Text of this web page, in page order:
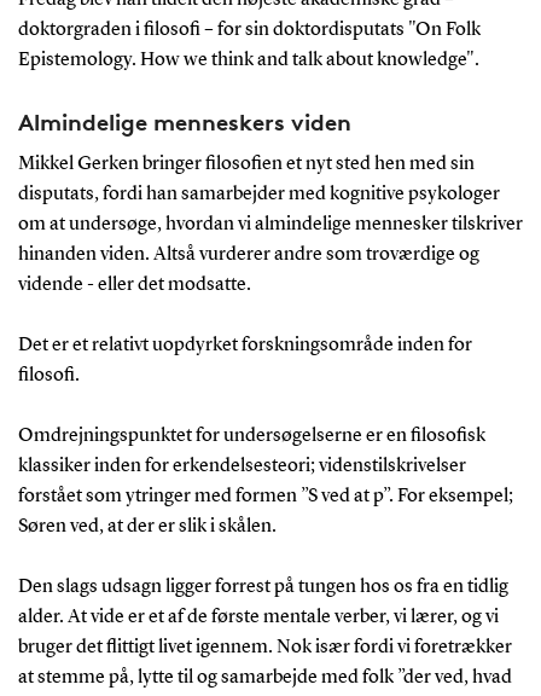
doktorgraden i filosofi – for sin doktordisputats "On Folk
Epistemology. How we think and talk about knowledge".
Almindelige menneskers viden
Mikkel Gerken bringer filosofien et nyt sted hen med sin
disputats, fordi han samarbejder med kognitive psykologer
om at undersøge, hvordan vi almindelige mennesker tilskriver
hinanden viden. Altså vurderer andre som troværdige og
vidende - eller det modsatte.
Det er et relativt uopdyrket forskningsområde inden for
filosofi.
Omdrejningspunktet for undersøgelserne er en filosofisk
klassiker inden for erkendelsesteori; videnstilskrivelser
forstået som ytringer med formen ”S ved at p”. For eksempel;
Søren ved, at der er slik i skålen.
Den slags udsagn ligger forrest på tungen hos os fra en tidlig
alder. At vide er et af de første mentale verber, vi lærer, og vi
bruger det flittigt livet igennem. Nok især fordi vi foretrækker
at stemme på, lytte til og samarbejde med folk ”der ved, hvad